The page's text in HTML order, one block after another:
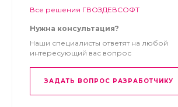
Все решения ГВОЗДЕВСОФТ
Нужна консультация?
Наши специалисты ответят на любой
интересующий вас вопрос
ЗАДАТЬ ВОПРОС РАЗРАБОТЧИКУ